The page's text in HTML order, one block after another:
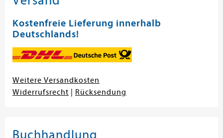
Kostenfreie Lieferung innerhalb
Deutschlands!
Weitere Versandkosten
Widerrufsrecht
Rücksendung